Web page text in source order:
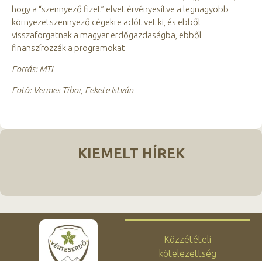
hogy a “szennyező fizet” elvet érvényesítve a legnagyobb
környezetszennyező cégekre adót vet ki, és ebből
visszaforgatnak a magyar erdőgazdaságba, ebből
finanszírozzák a programokat
Forrás: MTI
Fotó: Vermes Tibor, Fekete István
KIEMELT HÍREK
Közzétételi
kötelezettség